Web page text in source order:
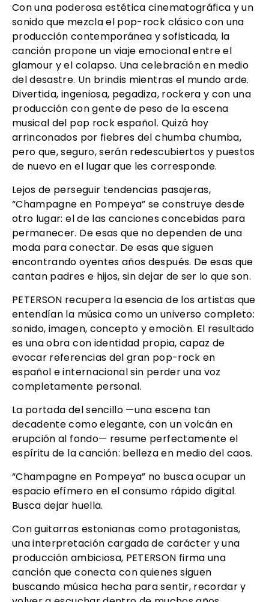
Con una poderosa estética cinematográfica y un
sonido que mezcla el pop-rock clásico con una
producción contemporánea y sofisticada, la
canción propone un viaje emocional entre el
glamour y el colapso. Una celebración en medio
del desastre. Un brindis mientras el mundo arde.
Divertida, ingeniosa, pegadiza, rockera y con una
producción con gente de peso de la escena
musical del pop rock español. Quizá hoy
arrinconados por fiebres del chumba chumba,
pero que, seguro, serán redescubiertos y puestos
de nuevo en el lugar que les corresponde.
Lejos de perseguir tendencias pasajeras,
“Champagne en Pompeya” se construye desde
otro lugar: el de las canciones concebidas para
permanecer. De esas que no dependen de una
moda para conectar. De esas que siguen
encontrando oyentes años después. De esas que
cantan padres e hijos, sin dejar de ser lo que son.
PETERSON recupera la esencia de los artistas que
entendían la música como un universo completo:
sonido, imagen, concepto y emoción. El resultado
es una obra con identidad propia, capaz de
evocar referencias del gran pop-rock en
español e internacional sin perder una voz
completamente personal.
La portada del sencillo —una escena tan
decadente como elegante, con un volcán en
erupción al fondo— resume perfectamente el
espíritu de la canción: belleza en medio del caos.
“Champagne en Pompeya” no busca ocupar un
espacio efímero en el consumo rápido digital.
Busca dejar huella.
Con guitarras estonianas como protagonistas,
una interpretación cargada de carácter y una
producción ambiciosa, PETERSON firma una
canción que conecta con quienes siguen
buscando música hecha para sentir, recordar y